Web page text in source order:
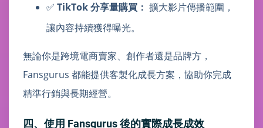
✅ TikTok 分享量購買： 擴大影片傳播範圍，
讓內容持續獲得曝光。
無論你是跨境電商賣家、創作者還是品牌方，
Fansgurus 都能提供客製化成長方案，協助你完成
精準行銷與長期經營。
四、使用 Fansgurus 後的實際成長成效